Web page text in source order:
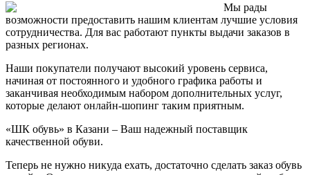
Мы рады
возможности предоставить нашим клиентам лучшие условия
сотрудничества. Для вас работают пункты выдачи заказов в
разных регионах.
Наши покупатели получают высокий уровень сервиса,
начиная от постоянного и удобного графика работы и
заканчивая необходимым набором дополнительных услуг,
которые делают онлайн-шопинг таким приятным.
«ШК обувь» в Казани – Ваш надежный поставщик
качественной обуви.
Теперь не нужно никуда ехать, достаточно сделать заказ обувь